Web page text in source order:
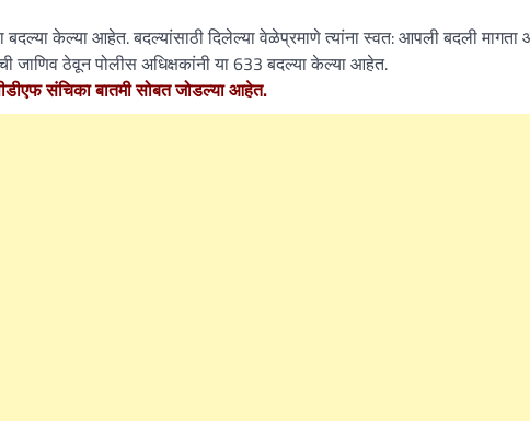
केल्या आहेत. बदल्यांसाठी दिलेल्या वेळेप्रमाणे त्यांना स्वत: आपली बदली मागता
जाणिव ठेवून पोलीस अधिक्षकांनी या 633 बदल्या केल्या आहेत.
संचिका बातमी सोबत जोडल्या आहेत.